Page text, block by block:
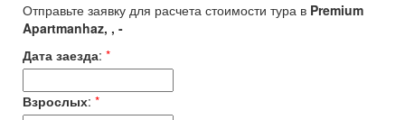
Отправьте заявку для расчета стоимости тура в Premium
Apartmanhaz, , -
Дата заезда: *
Взрослых: *